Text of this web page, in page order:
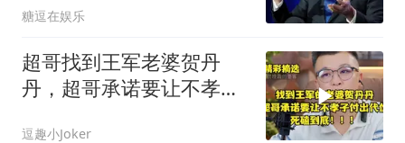
糖逗在娱乐
超哥找到王军老婆贺丹
丹，超哥承诺要让不孝子
逗趣小Joker